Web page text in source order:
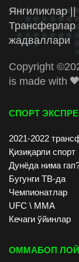
Янгиликлар ||
Трансферлар
жадваллари
Copyright ©
is made with
СПОРТ
2021-2022
Қизиқарли спорт
Дунёда нима
Бугунги ТВ-да
Чемпионатлар
UFC \ ММА
Кечаги ўйинлар
ОММАБОП